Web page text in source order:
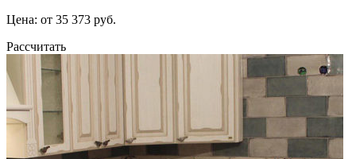
Цена: от 35 373 руб.
Рассчитать